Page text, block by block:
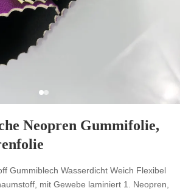
Neopren Gummifolie,
Gummiblech Wasserdicht Weich Flexibel
mit Gewebe laminiert 1. Neopren,